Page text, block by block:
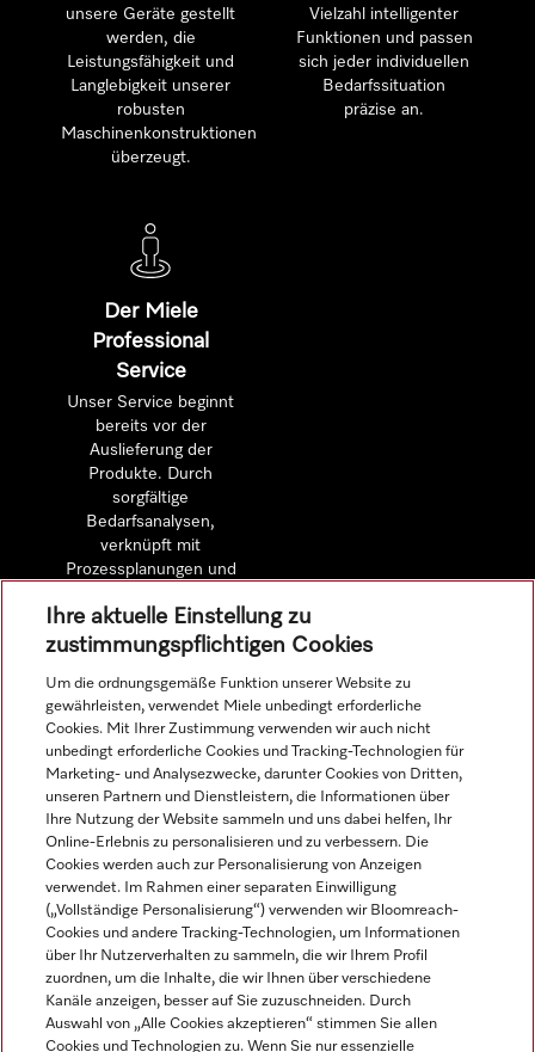
unsere Geräte gestellt
werden, die
Leistungsfähigkeit und
Langlebigkeit unserer
robusten
Maschinenkonstruktionen
überzeugt.
Vielzahl intelligenter
Funktionen und passen
sich jeder individuellen
Bedarfssituation
präzise an.
Der Miele
Professional
Service
Unser Service beginnt
bereits vor der
Auslieferung der
Produkte. Durch
sorgfältige
Bedarfsanalysen,
verknüpft mit
Prozessplanungen und
Wirtschaftlichkeitsberechnungen.
Mehr erfahren
Navigation
Service
Ihre aktuelle Einstellung zu
zustimmungspflichtigen Cookies
Um die ordnungsgemäße Funktion unserer Website zu
gewährleisten, verwendet Miele unbedingt erforderliche
Cookies. Mit Ihrer Zustimmung verwenden wir auch nicht
unbedingt erforderliche Cookies und Tracking-Technologien für
Marketing- und Analysezwecke, darunter Cookies von Dritten,
unseren Partnern und Dienstleistern, die Informationen über
Ihre Nutzung der Website sammeln und uns dabei helfen, Ihr
Online-Erlebnis zu personalisieren und zu verbessern. Die
Cookies werden auch zur Personalisierung von Anzeigen
verwendet. Im Rahmen einer separaten Einwilligung
(„Vollständige Personalisierung“) verwenden wir Bloomreach-
Cookies und andere Tracking-Technologien, um Informationen
über Ihr Nutzerverhalten zu sammeln, die wir Ihrem Profil
zuordnen, um die Inhalte, die wir Ihnen über verschiedene
Kanäle anzeigen, besser auf Sie zuzuschneiden. Durch
Auswahl von „Alle Cookies akzeptieren“ stimmen Sie allen
Cookies und Technologien zu. Wenn Sie nur essenzielle